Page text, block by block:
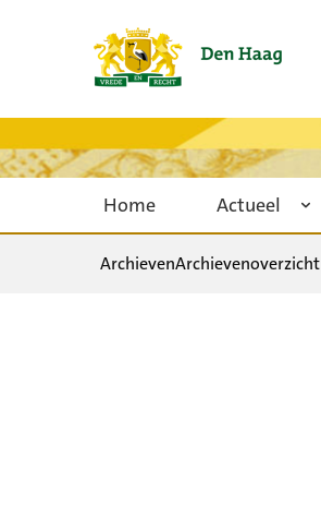
Home Actueel
ArchievenArchievenoverzicht